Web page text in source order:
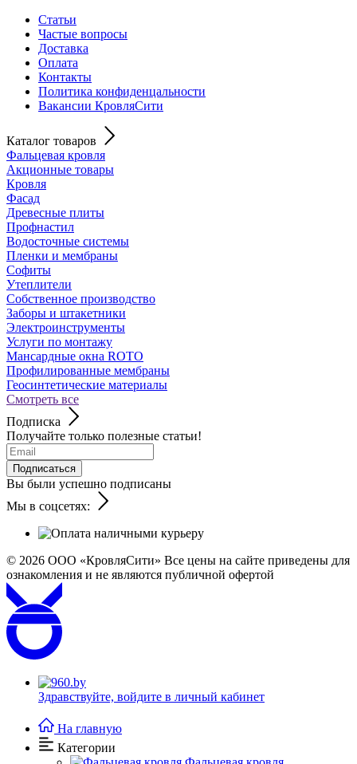
Статьи
Частые вопросы
Доставка
Оплата
Контакты
Политика конфиденцальности
Вакансии КровляСити
Каталог товаров
Фальцевая кровля
Акционные товары
Кровля
Фасад
Древесные плиты
Профнастил
Водосточные системы
Пленки и мембраны
Софиты
Утеплители
Собственное производство
Заборы и штакетники
Электроинструменты
Услуги по монтажу
Мансардные окна ROTO
Профилированные мембраны
Геосинтетические материалы
Смотреть все
Подписка
Получайте только полезные статьи!
Подписаться
Вы были успешно подписаны
Мы в соцсетях:
© 2026 ООО «КровляСити» Все цены на сайте приведены для
ознакомления и не являются публичной офертой
Здравствуйте, войдите в личный кабинет
На главную
Категории